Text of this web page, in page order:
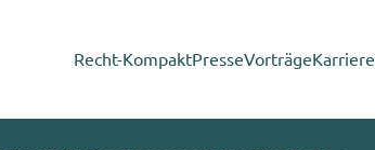
Recht-KompaktPresseVorträgeKarriere